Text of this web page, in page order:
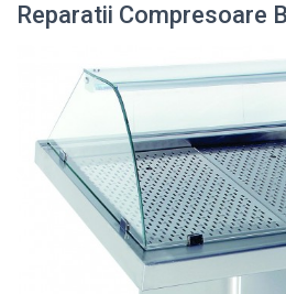
Reparatii Compresoare